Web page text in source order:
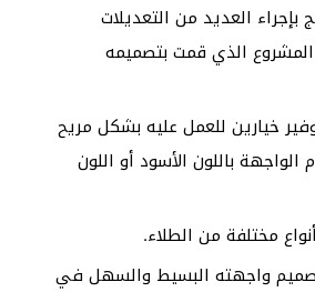
بإجراء العديد من التعديلات
المشروع الذي قمت بتصميمه
خيارين للعمل عليه بشكل مريح
باللون الأسود أو اللون
بتصميم واجهته البسيط والسهل في